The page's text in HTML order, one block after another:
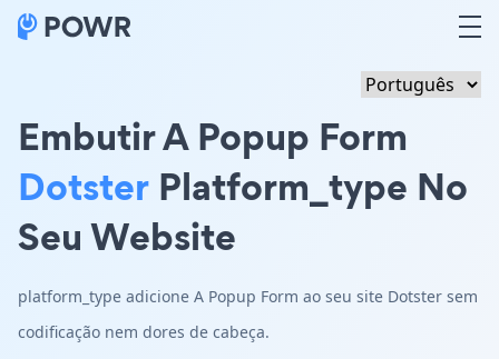
Embutir A Popup Form
Dotster Platform_type No
Seu Website
platform_type adicione A Popup Form ao seu site Dotster sem
codificação nem dores de cabeça.